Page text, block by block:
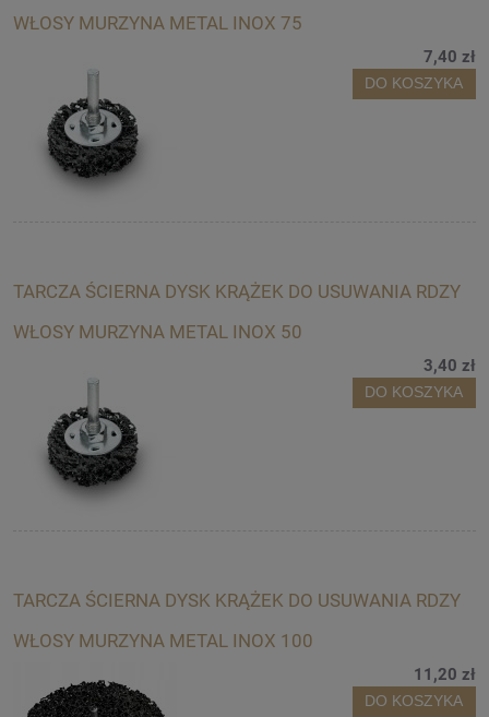
WŁOSY MURZYNA METAL INOX 75
7,40 zł
DO KOSZYKA
TARCZA ŚCIERNA DYSK KRĄŻEK DO USUWANIA RDZY
WŁOSY MURZYNA METAL INOX 50
3,40 zł
DO KOSZYKA
TARCZA ŚCIERNA DYSK KRĄŻEK DO USUWANIA RDZY
WŁOSY MURZYNA METAL INOX 100
11,20 zł
DO KOSZYKA